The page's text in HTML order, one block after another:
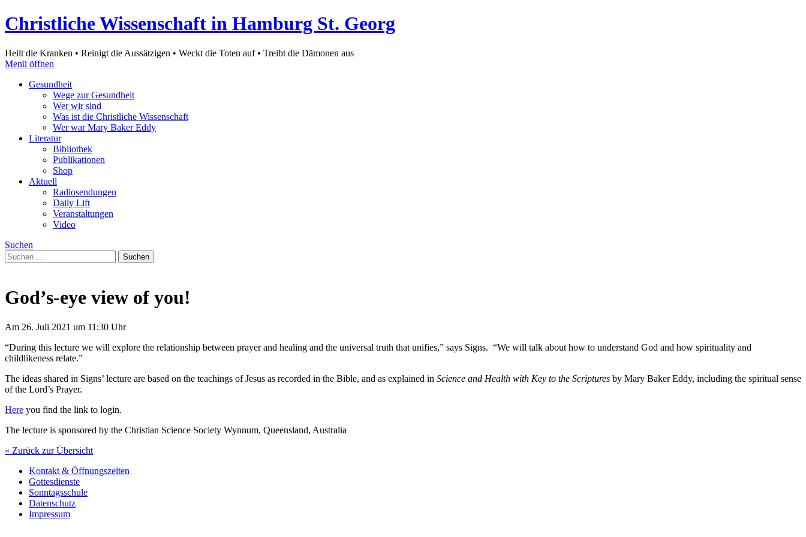
Christliche Wissenschaft in Hamburg St. Georg
Heilt die Kranken • Reinigt die Aussätzigen • Weckt die Toten auf • Treibt die Dämonen aus
Menü öffnen
Gesundheit
Wege zur Gesundheit
Wer wir sind
Was ist die Christliche Wissenschaft
Wer war Mary Baker Eddy
Literatur
Bibliothek
Publikationen
Shop
Aktuell
Radiosendungen
Daily Lift
Veranstaltungen
Video
Suchen
Suchen
nach:
God’s-eye view of you!
Am 26. Juli 2021 um 11:30 Uhr
“During this lecture we will explore the relationship between prayer and healing and the universal truth that unifies,” says Signs. “We will talk about how to understand God and how spirituality and
childlikeness relate.”
The ideas shared in Signs’ lecture are based on the teachings of Jesus as recorded in the Bible, and as explained in Science and Health with Key to the Scriptures by Mary Baker Eddy, including the spiritual sense
of the Lord’s Prayer.
Here you find the link to login.
The lecture is sponsored by the Christian Science Society Wynnum, Queensland, Australia
« Zurück zur Übersicht
Kontakt & Öffnungszeiten
Gottesdienste
Sonntagsschule
Datenschutz
Impressum